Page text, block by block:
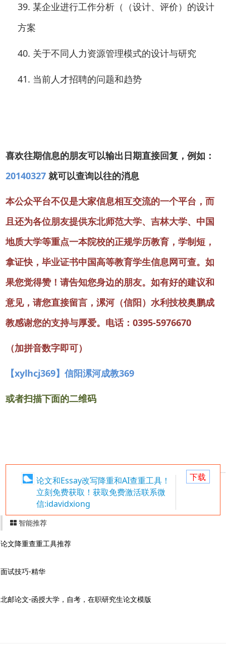
39. 某企业进行工作分析（（设计、评价）的设计
方案
40. 关于不同人力资源管理模式的设计与研究
41. 当前人才招聘的问题和趋势
喜欢往期信息的朋友可以输出日期直接回复，例如：
20140327 就可以查询以往的消息
本公众平台不仅是大家信息相互交流的一个平台，而
且还为各位朋友提供东北师范大学、吉林大学、中国
地质大学等重点一本院校的正规学历教育，学制短，
拿证快，毕业证书中国高等教育学生信息网可查。如
果您觉得赞！请告知您身边的朋友。如有好的建议和
意见，请您直接留言，漯河（信阳）水利技校奥鹏成
教感谢您的支持与厚爱。电话：0395-5976670
（加拼音数字即可）
【xylhcj369】信阳漯河成教369
或者扫描下面的二维码
论文和Essay改写降重和AI查重工具！
立刻免费获取！获取免费激活联系微
信:idavidxiong
下载
智能推荐
论文降重查重工具推荐
面试技巧-精华
北邮论文-函授大学，自考，在职研究生论文模版